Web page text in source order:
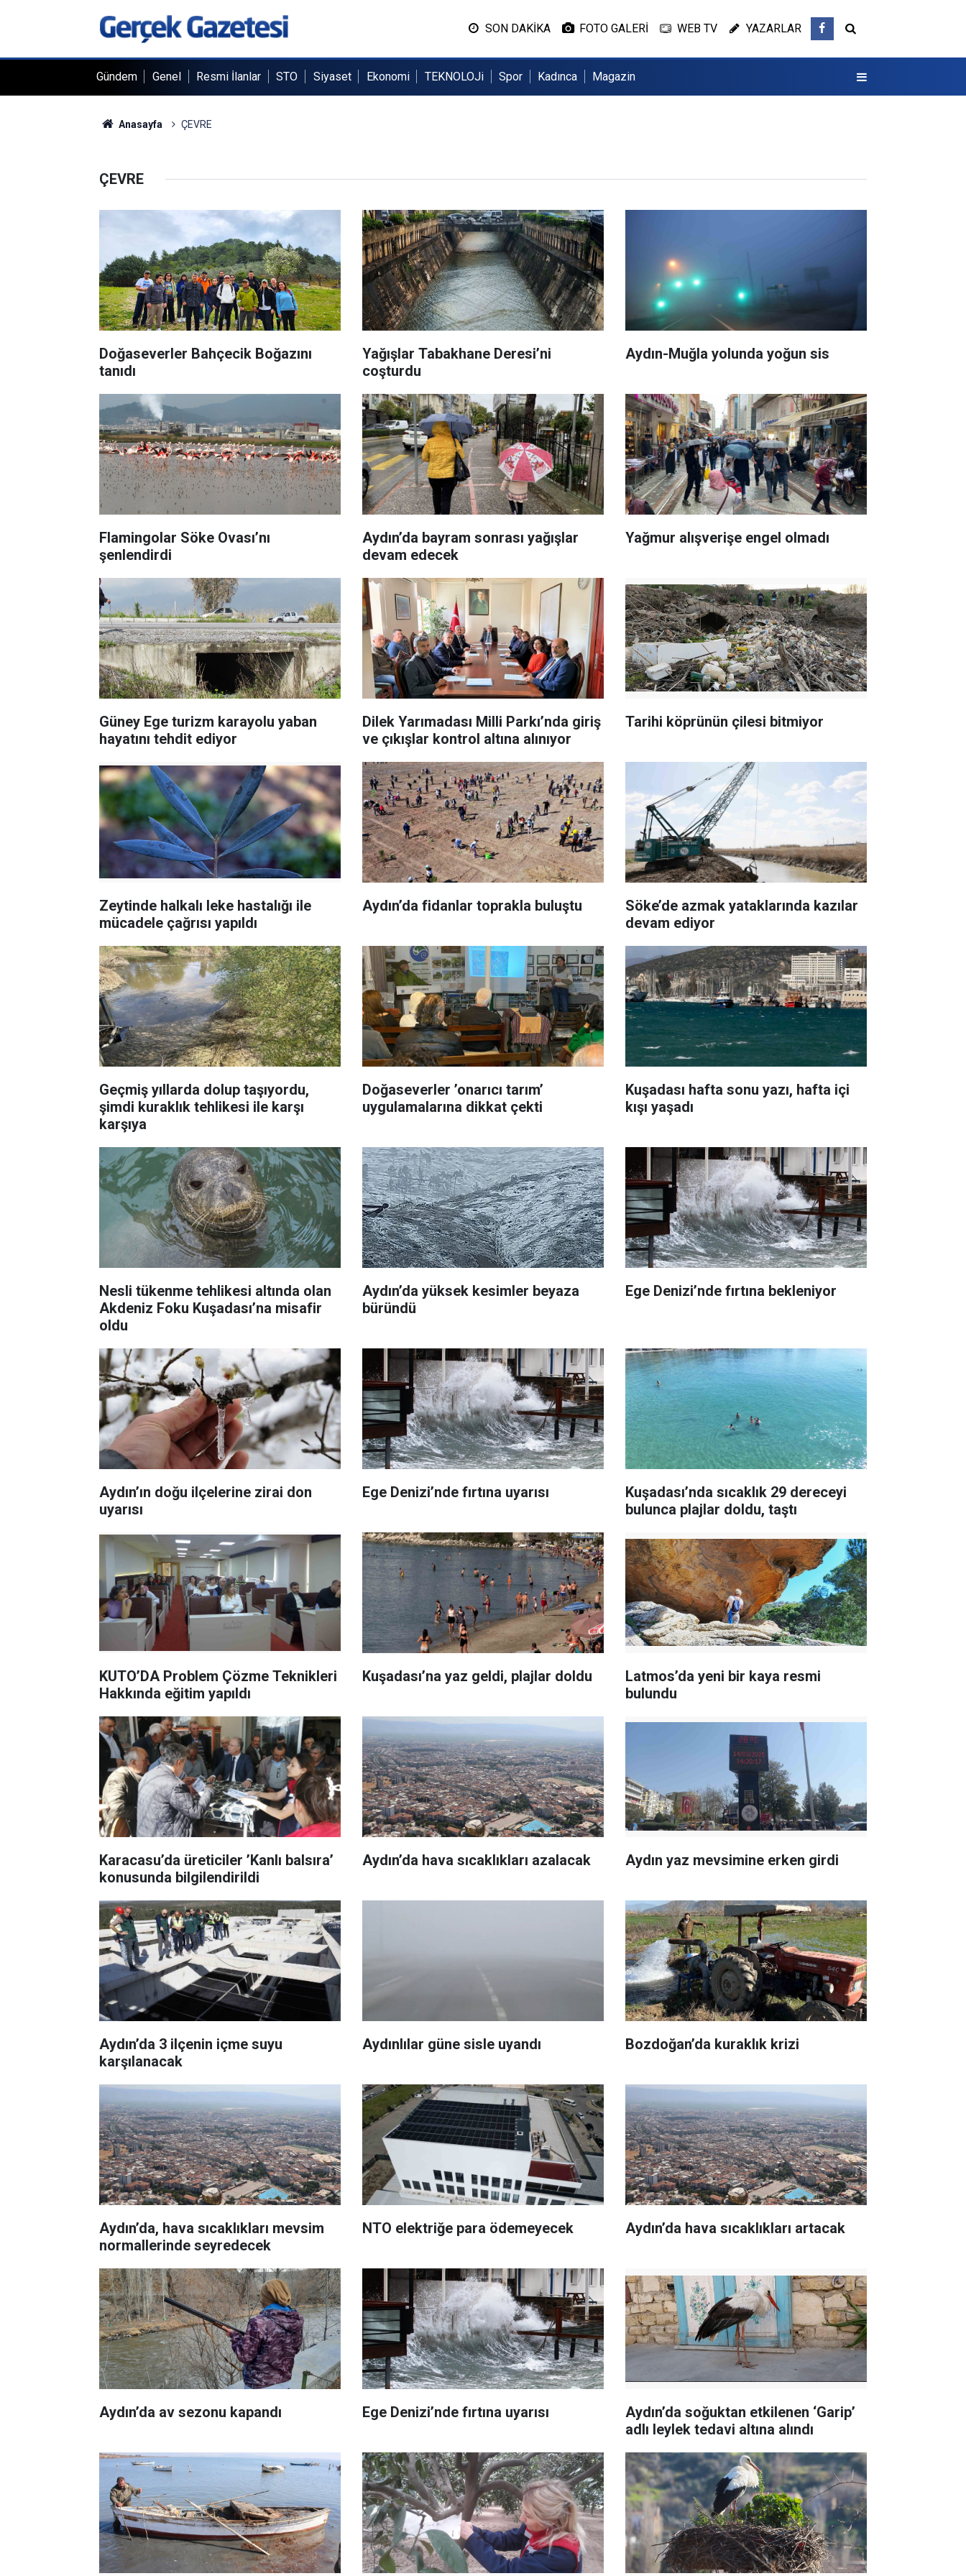
SON DAKİKA FOTO GALERİ WEB TV YAZARLAR
Gündem Genel Resmi İlanlar STO Siyaset Ekonomi TEKNOLOJi Spor Kadınca Magazin
Anasayfa ÇEVRE
ÇEVRE
Doğaseverler Bahçecik Boğazını
tanıdı
Yağışlar Tabakhane Deresi’ni
coşturdu
Aydın-Muğla yolunda yoğun sis
Flamingolar Söke Ovası’nı
şenlendirdi
Aydın’da bayram sonrası yağışlar
devam edecek
Yağmur alışverişe engel olmadı
Güney Ege turizm karayolu yaban
hayatını tehdit ediyor
Dilek Yarımadası Milli Parkı’nda giriş
ve çıkışlar kontrol altına alınıyor
Tarihi köprünün çilesi bitmiyor
Zeytinde halkalı leke hastalığı ile
mücadele çağrısı yapıldı
Aydın’da fidanlar toprakla buluştu
Söke’de azmak yataklarında kazılar
devam ediyor
Geçmiş yıllarda dolup taşıyordu,
şimdi kuraklık tehlikesi ile karşı
karşıya
Doğaseverler ’onarıcı tarım’
uygulamalarına dikkat çekti
Kuşadası hafta sonu yazı, hafta içi
kışı yaşadı
Nesli tükenme tehlikesi altında olan
Akdeniz Foku Kuşadası’na misafir
oldu
Aydın’da yüksek kesimler beyaza
büründü
Ege Denizi’nde fırtına bekleniyor
Aydın’ın doğu ilçelerine zirai don
uyarısı
Ege Denizi’nde fırtına uyarısı
Kuşadası’nda sıcaklık 29 dereceyi
bulunca plajlar doldu, taştı
KUTO’DA Problem Çözme Teknikleri
Hakkında eğitim yapıldı
Kuşadası’na yaz geldi, plajlar doldu
Latmos’da yeni bir kaya resmi
bulundu
Karacasu’da üreticiler ’Kanlı balsıra’
konusunda bilgilendirildi
Aydın’da hava sıcaklıkları azalacak Aydın yaz mevsimine erken girdi
Aydın’da 3 ilçenin içme suyu
karşılanacak
Aydınlılar güne sisle uyandı Bozdoğan’da kuraklık krizi
Aydın’da, hava sıcaklıkları mevsim
normallerinde seyredecek
NTO elektriğe para ödemeyecek Aydın’da hava sıcaklıkları artacak
Aydın’da av sezonu kapandı Ege Denizi’nde fırtına uyarısı
Aydın’da soğuktan etkilenen ‘Garip’
adlı leylek tedavi altına alındı